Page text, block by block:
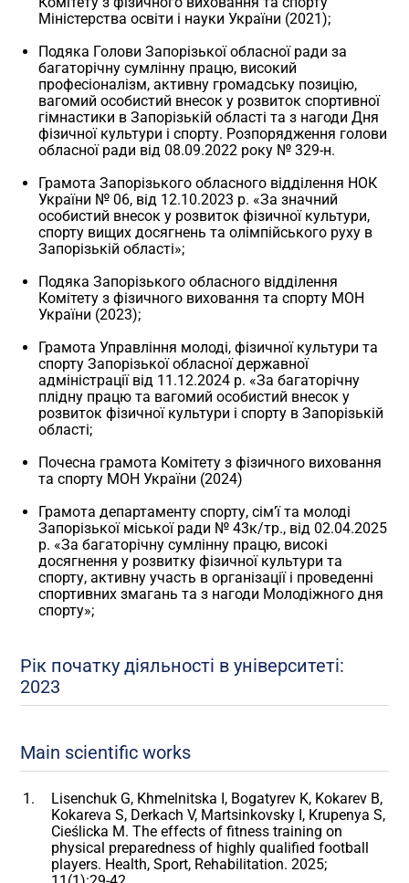
Міністерства освіти і науки України (2021);
Подяка Голови Запорізької обласної ради за
багаторічну сумлінну працю, високий
професіоналізм, активну громадську позицію,
вагомий особистий внесок у розвиток спортивної
гімнастики в Запорізькій області та з нагоди Дня
фізичної культури і спорту. Розпорядження голови
обласної ради від 08.09.2022 року № 329-н.
Грамота Запорізького обласного відділення НОК
України № 06, від 12.10.2023 р. «За значний
особистий внесок у розвиток фізичної культури,
спорту вищих досягнень та олімпійського руху в
Запорізькій області»;
Подяка Запорізького обласного відділення
Комітету з фізичного виховання та спорту МОН
України (2023);
Грамота Управління молоді, фізичної культури та
спорту Запорізької обласної державної
адміністрації від 11.12.2024 р. «За багаторічну
плідну працю та вагомий особистий внесок у
розвиток фізичної культури і спорту в Запорізькій
області;
Почесна грамота Комітету з фізичного виховання
та спорту МОН України (2024)
Грамота департаменту спорту, сім’ї та молоді
Запорізької міської ради № 43к/тр., від 02.04.2025
р. «За багаторічну сумлінну працю, високі
досягнення у розвитку фізичної культури та
спорту, активну участь в організації і проведенні
спортивних змагань та з нагоди Молодіжного дня
спорту»;
Рік початку діяльності в університеті:
2023
Main scientific works
Lisenchuk G, Khmelnitska I, Bogatyrev K, Kokarev B,
Kokareva S, Derkach V, Martsinkovsky I, Krupenya S,
Cieślicka M. The effects of fitness training on
physical preparedness of highly qualified football
players. Health, Sport, Rehabilitation. 2025;